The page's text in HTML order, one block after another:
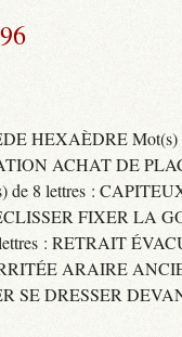
HEXAÈDRE Mot(s)
ACHAT DE
de 8 lettres :
FIXER LA
: RETRAIT
ARAIRE
SE DRESSER